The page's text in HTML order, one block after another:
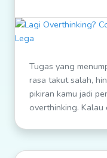
Tugas yang
rasa takut salah,
pikiran kamu jadi
overthinking. Kalau